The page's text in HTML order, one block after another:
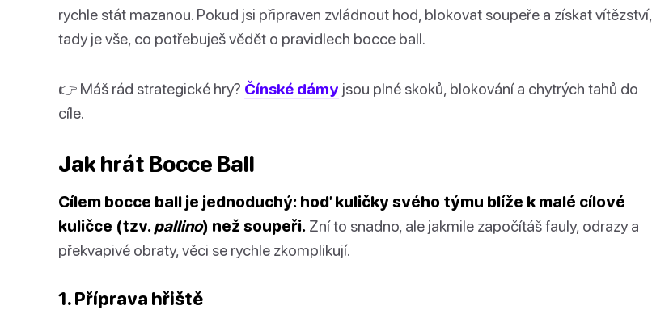
rychle stát mazanou. Pokud jsi připraven zvládnout hod, blokovat soupeře a získat vítězství,
tady je vše, co potřebuješ vědět o pravidlech bocce ball.
👉 Máš rád strategické hry? Čínské dámy jsou plné skoků, blokování a chytrých tahů do
cíle.
Jak hrát Bocce Ball
Cílem bocce ball je jednoduchý: hoď kuličky svého týmu blíže k malé cílové
kuličce (tzv. pallino) než soupeři. Zní to snadno, ale jakmile započítáš fauly, odrazy a
překvapivé obraty, věci se rychle zkomplikují.
1. Příprava hřiště